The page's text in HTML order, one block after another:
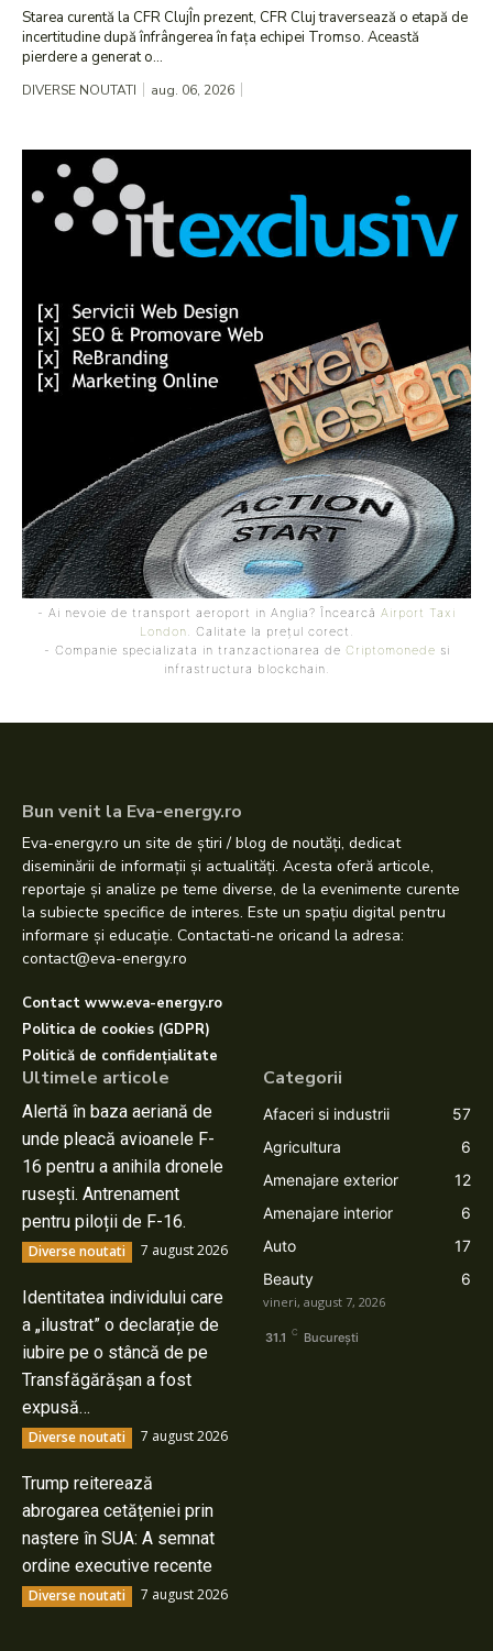
Starea curentă la CFR ClujÎn prezent, CFR Cluj traversează o etapă de
incertitudine după înfrângerea în fața echipei Tromso. Această
pierdere a generat o...
DIVERSE NOUTATI aug. 06, 2026
- Ai nevoie de transport aeroport in Anglia? Încearcă Airport Taxi
London . Calitate la prețul corect.
- Companie specializata in tranzactionarea de Criptomonede si
infrastructura blockchain.
Bun venit la Eva-energy.ro
Eva-energy.ro un site de știri / blog de noutăți, dedicat
diseminării de informații și actualități. Acesta oferă articole,
reportaje și analize pe teme diverse, de la evenimente curente
la subiecte specifice de interes. Este un spațiu digital pentru
informare și educație. Contactati-ne oricand la adresa:
contact@eva-energy.ro
Contact www.eva-energy.ro
Politica de cookies (GDPR)
Politică de confidențialitate
Ultimele articole
Alertă în baza aeriană de
unde pleacă avioanele F-
16 pentru a anihila dronele
rusești. Antrenament
pentru piloții de F-16.
Diverse noutati 7 august 2026
Identitatea individului care
a „ilustrat” o declarație de
iubire pe o stâncă de pe
Transfăgărășan a fost
expusă…
Diverse noutati 7 august 2026
Trump reiterează
abrogarea cetățeniei prin
naștere în SUA: A semnat
ordine executive recente
Diverse noutati 7 august 2026
Categorii
Afaceri si industrii
57
Agricultura
6
Amenajare exterior
12
Amenajare interior
6
Auto
17
Beauty
6
vineri, august 7, 2026
31.1 C București